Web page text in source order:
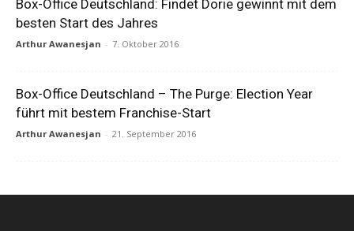
Box-Office Deutschland: Findet Dorie gewinnt mit dem
besten Start des Jahres
Arthur Awanesjan - 7. Oktober 2016
Box-Office Deutschland – The Purge: Election Year
führt mit bestem Franchise-Start
Arthur Awanesjan - 21. September 2016